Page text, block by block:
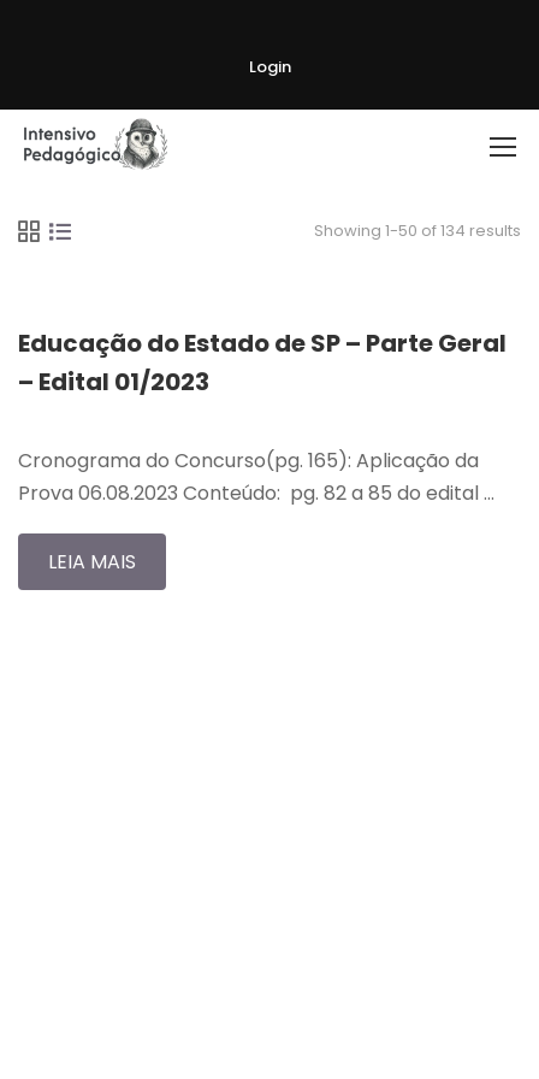
Login
Showing 1-50 of 134 results
Educação do Estado de SP – Parte Geral
– Edital 01/2023
Cronograma do Concurso(pg. 165): Aplicação da
Prova 06.08.2023 Conteúdo: pg. 82 a 85 do edital …
LEIA MAIS